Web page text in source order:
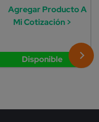
Disponible
Agregar Producto A
Mi Cotización >